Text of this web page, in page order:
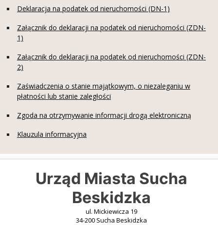
Deklaracja na podatek od nieruchomości (DN-1)
Załącznik do deklaracji na podatek od nieruchomości (ZDN-
1)
Załącznik do deklaracji na podatek od nieruchomości (ZDN-
2)
Zaświadczenia o stanie majątkowym, o niezaleganiu w
płatności lub stanie zaległości
Zgoda na otrzymywanie informacji drogą elektroniczną
Klauzula informacyjna
Urząd Miasta Sucha
Beskidzka
ul. Mickiewicza 19
34-200 Sucha Beskidzka